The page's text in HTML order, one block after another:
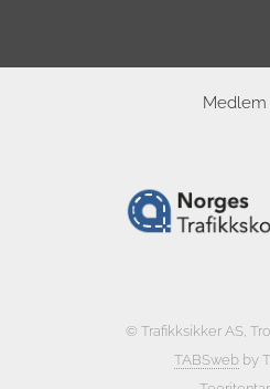
Medlem
© Trafikksikker AS,
TABSwebby